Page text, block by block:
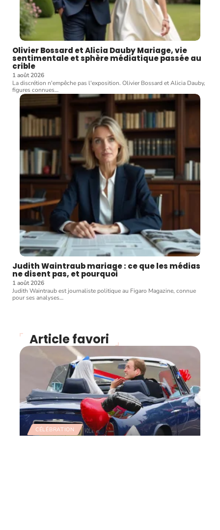
Olivier Bossard et Alicia Dauby Mariage, vie
sentimentale et sphère médiatique passée au
crible
1 août 2026
La discrétion n'empêche pas l'exposition. Olivier Bossard et Alicia Dauby,
figures connues…
Judith Waintraub mariage : ce que les médias
ne disent pas, et pourquoi
1 août 2026
Judith Waintraub est journaliste politique au Figaro Magazine, connue
pour ses analyses…
Article favori
CÉLÉBRATION